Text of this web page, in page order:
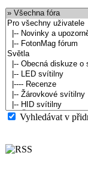
Vyhledávat v